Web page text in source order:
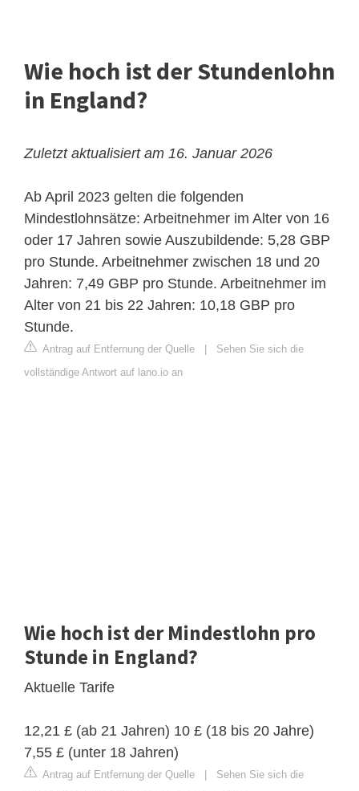
Wie hoch ist der Stundenlohn
in England?
Zuletzt aktualisiert am 16. Januar 2026
Ab April 2023 gelten die folgenden
Mindestlohnsätze: Arbeitnehmer im Alter von 16
oder 17 Jahren sowie Auszubildende: 5,28 GBP
pro Stunde. Arbeitnehmer zwischen 18 und 20
Jahren: 7,49 GBP pro Stunde. Arbeitnehmer im
Alter von 21 bis 22 Jahren: 10,18 GBP pro
Stunde.
Antrag auf Entfernung der Quelle
Sehen Sie sich die
vollständige Antwort auf lano.io an
Wie hoch ist der Mindestlohn pro
Stunde in England?
Aktuelle Tarife
12,21 £ (ab 21 Jahren) 10 £ (18 bis 20 Jahre)
7,55 £ (unter 18 Jahren)
Antrag auf Entfernung der Quelle
Sehen Sie sich die